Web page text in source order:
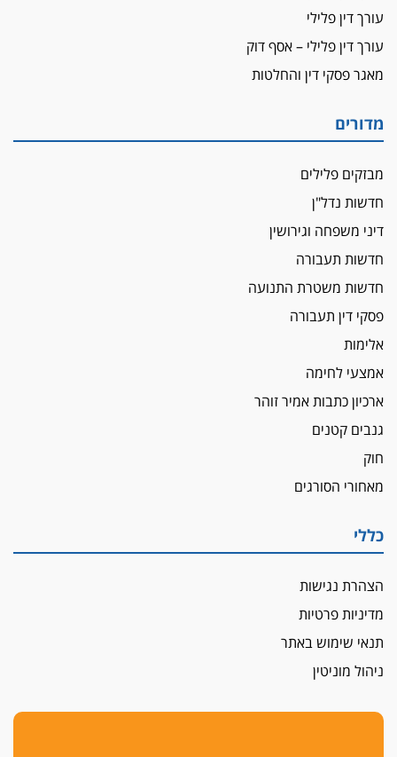
עורך דין פלילי
עורך דין פלילי – אסף דוק
מאגר פסקי דין והחלטות
מדורים
מבזקים פלילים
חדשות נדל"ן
דיני משפחה וגירושין
חדשות תעבורה
חדשות משטרת התנועה
פסקי דין תעבורה
אלימות
אמצעי לחימה
ארכיון כתבות אמיר זוהר
גנבים קטנים
חוק
מאחורי הסורגים
כללי
הצהרת נגישות
מדיניות פרטיות
תנאי שימוש באתר
ניהול מוניטין